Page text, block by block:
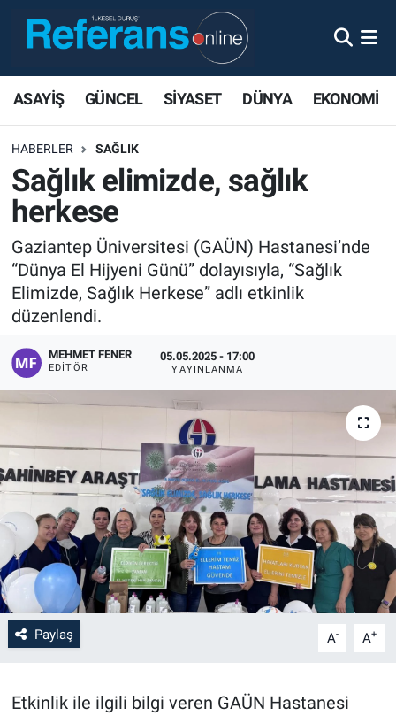
ASAYİŞ GÜNCEL SİYASET DÜNYA EKONOMİ
HABERLER SAĞLIK
Sağlık elimizde, sağlık
herkese
Gaziantep Üniversitesi (GAÜN) Hastanesi’nde
“Dünya El Hijyeni Günü” dolayısıyla, “Sağlık
Elimizde, Sağlık Herkese” adlı etkinlik
düzenlendi.
MEHMET FENER
EDITÖR
05.05.2025 - 17:00
YAYINLANMA
Paylaş A- A+
Etkinlik ile ilgili bilgi veren GAÜN Hastanesi